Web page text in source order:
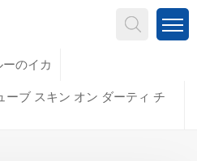
のイカ
ーブ スキン オン ダーティ チ